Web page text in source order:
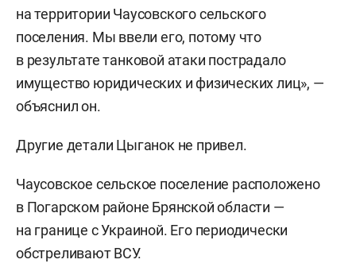
на территории Чаусовского сельского
поселения. Мы ввели его, потому что
в результате танковой атаки пострадало
имущество юридических и физических лиц», —
объяснил он.
Другие детали Цыганок не привел.
Чаусовское сельское поселение расположено
в Погарском районе Брянской области —
на границе с Украиной. Его периодически
обстреливают ВСУ.